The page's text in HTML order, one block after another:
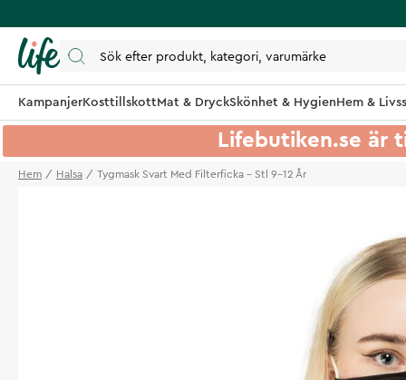
KampanjerKosttillskottMat & DryckSkönhet & HygienHem &
Lifebutiken.se är
Hem Halsa Tygmask Svart Med Filterficka - Stl 9-12 År